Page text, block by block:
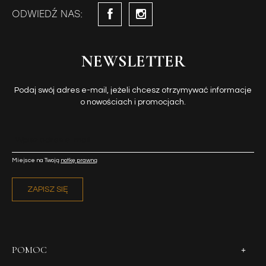
ODWIEDŹ NAS:
NEWSLETTER
Podaj swój adres e-mail, jeżeli chcesz otrzymywać informacje
o nowościach i promocjach.
ZAPISZ SIĘ
Miejsce na Twoją notkę prawną
POMOC